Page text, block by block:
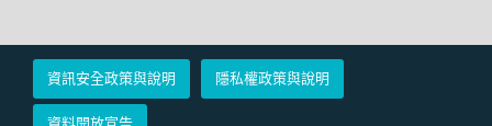
資訊安全政策與說明 隱私權政策與說明